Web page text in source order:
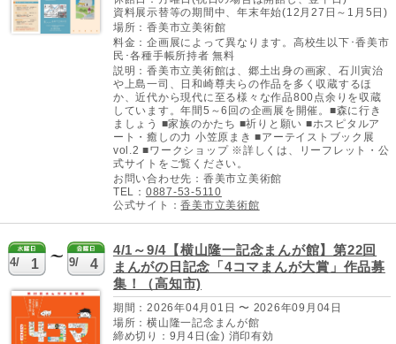
資料展示替等の期間中、年末年始(12月27日～1月5日)
場所：香美市立美術館
料金：企画展によって異なります。高校生以下･香美市
民･各種手帳所持者 無料
説明：香美市立美術館は、郷土出身の画家、石川寅治
や上島一司、日和崎尊夫らの作品を多く収蔵するほ
か、近代から現代に至る様々な作品800点余りを収蔵
しています。年間5～6回の企画展を開催。■森に行き
ましょう ■家族のかたち ■祈りと願い ■ホスピタルア
ート・癒しの力 小笠原まき ■アーテイストブック展
vol.2 ■ワークショップ ※詳しくは、リーフレット・公
式サイトをご覧ください。
お問い合わせ先：香美市立美術館
TEL： 0887-53-5110
公式サイト：香美市立美術館
4/ 1 9/ 4
4/1～9/4【横山隆一記念まんが館】第22回
まんがの日記念「4コマまんが大賞」作品募
集！（高知市)
期間：2026年04月01日 〜 2026年09月04日
場所：横山隆一記念まんが館
締め切り：9月4日(金) 消印有効